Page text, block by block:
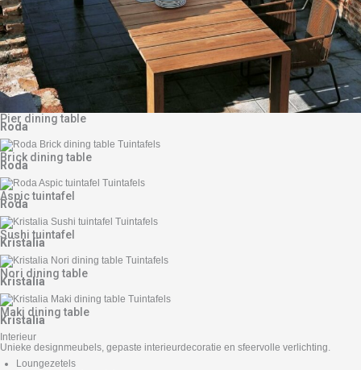
Pier dining table
Roda
Brick dining table
Roda
Aspic tuintafel
Roda
Sushi tuintafel
Kristalia
Nori dining table
Kristalia
Maki dining table
Kristalia
Interieur
Unieke designmeubels, gepaste interieurdecoratie en sfeervolle verlichting.
Loungezetels